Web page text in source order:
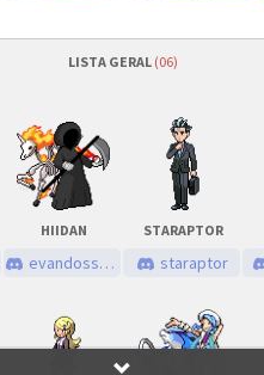
Programação
22/06/2024
22/06/2024
Inscrições
LISTA GERAL (06)
HIIDAN
evandossantos
STARAPTOR
staraptor